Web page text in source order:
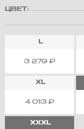
ЦВЕТ:
L
3 279 ₽
XL
4 013 ₽
XXXL